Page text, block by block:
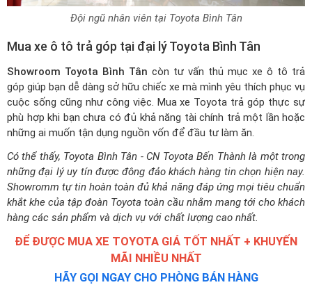
Đội ngũ nhân viên tại Toyota Bình Tân
Mua xe ô tô trả góp tại đại lý Toyota Bình Tân
Showroom Toyota Bình Tân còn tư vấn thủ mục xe ô tô trả
góp giúp bạn dễ dàng sở hữu chiếc xe mà mình yêu thích phục vụ
cuộc sống cũng như công việc. Mua xe Toyota trả góp thực sự
phù hợp khi bạn chưa có đủ khả năng tài chính trả một lần hoặc
những ai muốn tận dụng nguồn vốn để đầu tư làm ăn.
Có thể thấy, Toyota Bình Tân - CN Toyota Bến Thành là một trong
những đại lý uy tín được đông đảo khách hàng tin chọn hiện nay.
Showromm tự tin hoàn toàn đủ khả năng đáp ứng mọi tiêu chuẩn
khắt khe của tập đoàn Toyota toàn cầu nhằm mang tới cho khách
hàng các sản phẩm và dịch vụ với chất lượng cao nhất.
ĐỂ ĐƯỢC MUA XE TOYOTA GIÁ TỐT NHẤT + KHUYẾN
MÃI NHIỀU NHẤT
HÃY GỌI NGAY CHO PHÒNG BÁN HÀNG